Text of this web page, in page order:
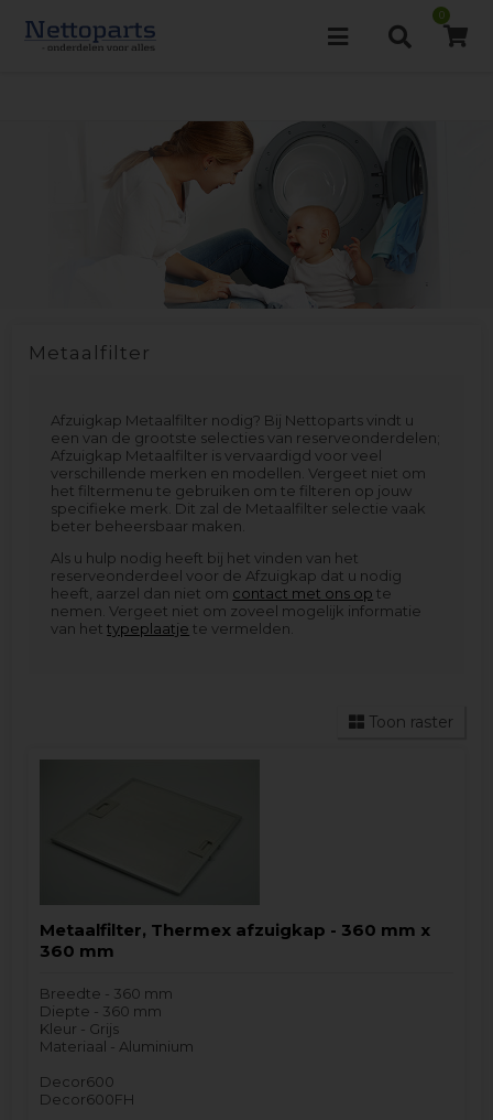
0
Metaalfilter
Afzuigkap Metaalfilter nodig? Bij Nettoparts vindt u
een van de grootste selecties van reserveonderdelen;
Afzuigkap Metaalfilter is vervaardigd voor veel
verschillende merken en modellen. Vergeet niet om
het filtermenu te gebruiken om te filteren op jouw
specifieke merk. Dit zal de Metaalfilter selectie vaak
beter beheersbaar maken.
Als u hulp nodig heeft bij het vinden van het
reserveonderdeel voor de Afzuigkap dat u nodig
heeft, aarzel dan niet om contact met ons op te
nemen. Vergeet niet om zoveel mogelijk informatie
van hettypeplaatje te vermelden.
Toon raster
Metaalfilter, Thermex afzuigkap - 360 mm x
360 mm
Breedte - 360 mm
Diepte - 360 mm
Kleur - Grijs
Materiaal - Aluminium
Decor600
Decor600FH